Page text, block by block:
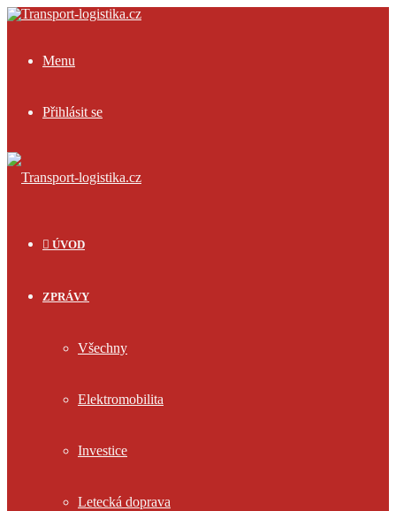
Menu
Přihlásit se
ÚVOD
ZPRÁVY
Všechny
Elektromobilita
Investice
Letecká doprava